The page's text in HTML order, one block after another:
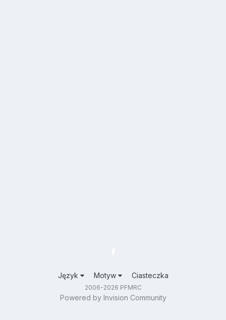
Język Motyw Ciasteczka
2006-2026 PFMRC
Powered by Invision Community